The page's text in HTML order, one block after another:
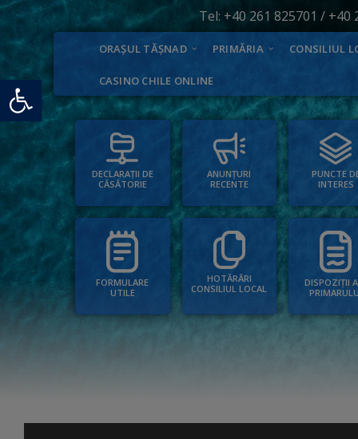
Deschide bara de unelte
Tel: +40 261 825701 / +40
ORAȘUL TĂȘNAD PRIMĂRIA CONSILIUL
CASINO CHILE ONLINE
DECLARAȚII DE
CĂSĂTORIE
ANUNȚURI
RECENTE
PUNCTE
INTERES
FORMULARE
UTILE
HOTĂRÂRI
CONSILIUL LOCAL
DISPOZIȚII